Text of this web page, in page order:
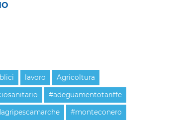
lavoro Agricoltura
#adeguamentotariffe
#monteconero